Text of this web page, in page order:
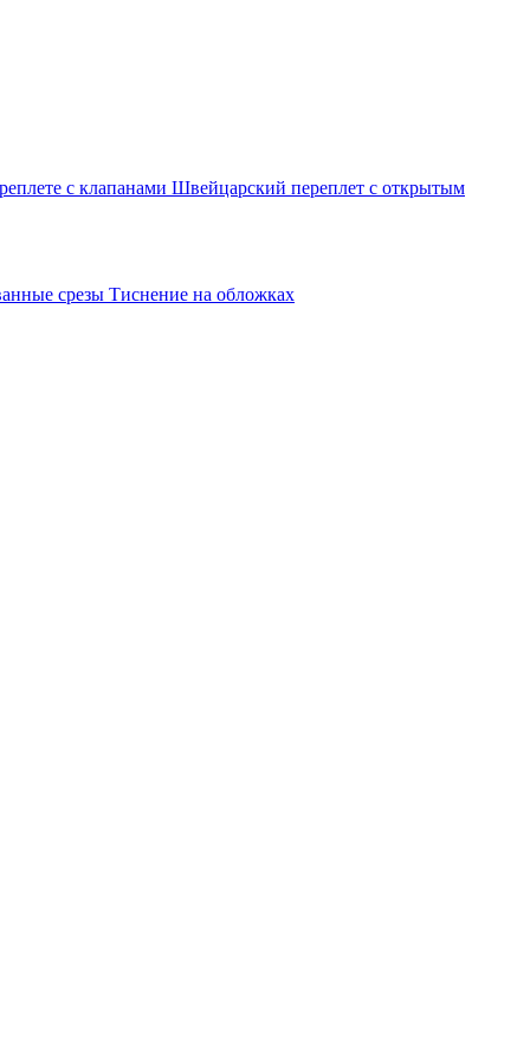
с клапанами Швейцарский переплет с открытым
срезы Тиснение на обложках